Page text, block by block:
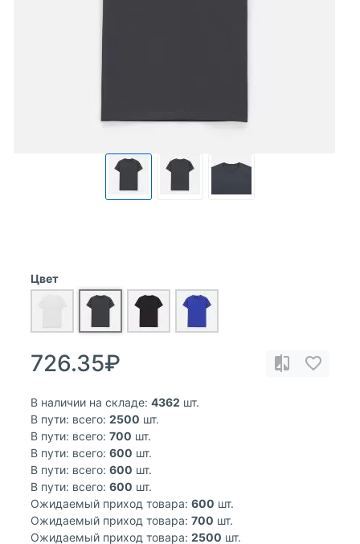
Цвет
726.35₽
В наличии на складе: 4362 шт.
В пути: всего: 2500 шт.
В пути: всего: 700 шт.
В пути: всего: 600 шт.
В пути: всего: 600 шт.
В пути: всего: 600 шт.
Ожидаемый приход товара: 600 шт.
Ожидаемый приход товара: 700 шт.
Ожидаемый приход товара: 2500 шт.